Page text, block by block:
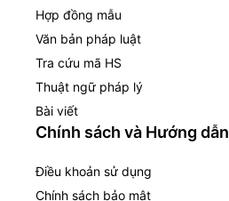
Hợp đồng mẫu
Văn bản pháp luật
Tra cứu mã HS
Thuật ngữ pháp lý
Bài viết
Chính sách và Hướng dẫn
Điều khoản sử dụng
Chính sách bảo mật